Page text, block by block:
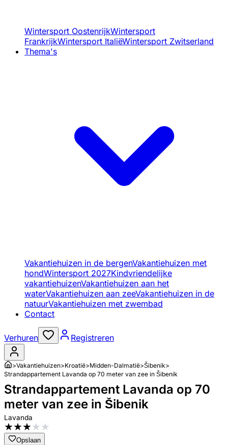
Wintersport OostenrijkWintersport
FrankrijkWintersport ItaliëWintersport Zwitserland
Thema's
Vakantiehuizen in de bergenVakantiehuizen met
hondWintersport 2027Kindvriendelijke
vakantiehuizenVakantiehuizen aan het
waterVakantiehuizen aan zeeVakantiehuizen in de
natuurVakantiehuizen met zwembad
Contact
Verhuren Registreren
>Vakantiehuizen>Kroatië>Midden-Dalmatië>Šibenik>
Strandappartement Lavanda op 70 meter van zee in Šibenik
Strandappartement Lavanda op 70
meter van zee in Šibenik
Lavanda
★★★★★
Opslaan